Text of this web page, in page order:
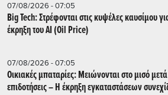
07/08/2026 - 07:05
Big Tech: Στρέφονται στις κυψέλες καυσίμου
έκρηξη του AI (Oil Price)
07/08/2026 - 07:05
Οικιακές μπαταρίες: Μειώνονται στο μισό μετά
επιδοτήσεις – Η έκρηξη εγκαταστάσεων